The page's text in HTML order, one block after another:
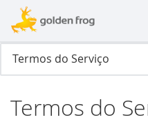
Termos do